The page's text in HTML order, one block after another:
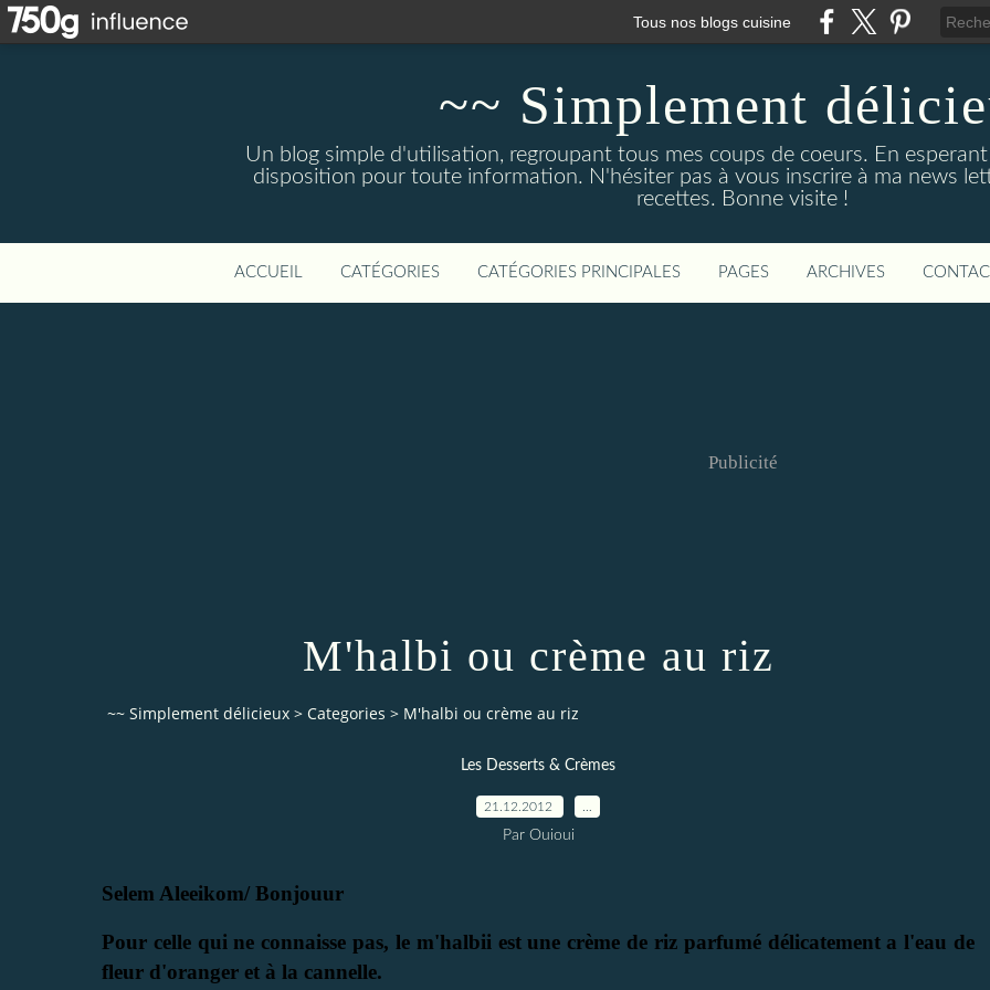
Tous nos blogs cuisine
~~ Simplement
Un blog simple d'utilisation, regroupant tous mes coups de coeurs. En
disposition pour toute information. N'hésiter pas à vous inscrire à ma news
recettes. Bonne visite !
ACCUEIL CATÉGORIES CATÉGORIES PRINCIPALES PAGES ARCHIVES
Publicité
M'halbi ou crème au riz
~~ Simplement délicieux > Categories > M'halbi ou crème au riz
Les Desserts & Crèmes
21.12.2012
Par Ouioui
Selem Aleeikom/ Bonjouur
Pour celle qui ne connaisse pas, le m'halbii est une crème de riz parfumé délicatement a l'eau de
fleur d'oranger et à la cannelle.